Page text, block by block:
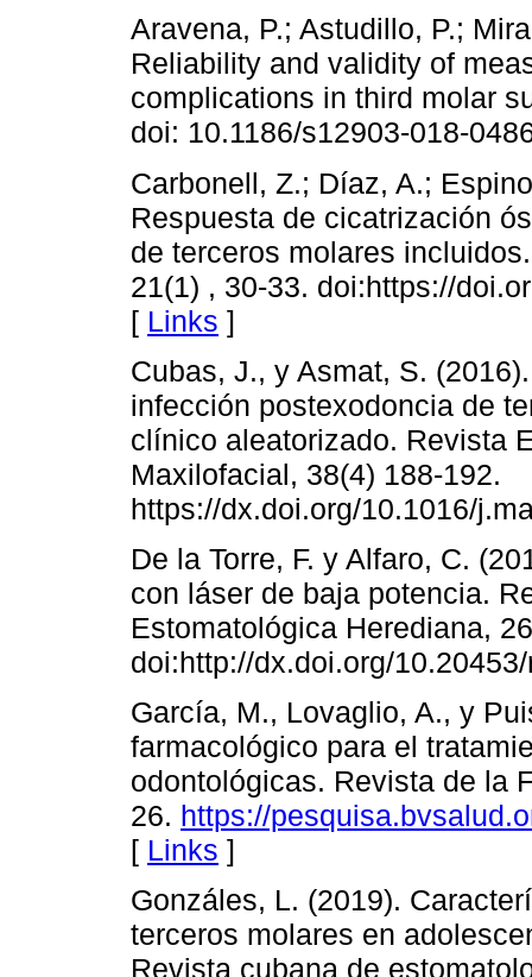
Aravena, P.; Astudillo, P.;
Reliability and validity of
complications in third molar
doi: 10.1186/s12903-018-
Carbonell, Z.; Díaz, A.;
Respuesta de cicatrización
de terceros molares
21(1) , 30-33. doi:https://
[ Links ]
Cubas, J., y Asmat, S.
infección postexodoncia de
clínico aleatorizado. Revista
Maxilofacial, 38(4) 188-192.
https://dx.doi.org/10.1016/
De la Torre, F. y Alfaro, C.
con láser de baja potencia.
Estomatológica Herediana,
doi:http://dx.doi.org/
García, M., Lovaglio, A., y
farmacológico para el
odontológicas. Revista de la
26. https://
[ Links ]
Gonzáles, L. (2019).
terceros molares en
Revista cubana de